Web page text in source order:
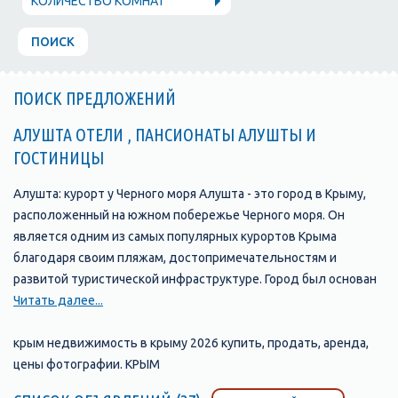
ПОИСК
ПОИСК ПРЕДЛОЖЕНИЙ
АЛУШТА ОТЕЛИ , ПАНСИОНАТЫ АЛУШТЫ И
ГОСТИНИЦЫ
Алушта: курорт у Черного моря Алушта - это город в Крыму,
расположенный на южном побережье Черного моря. Он
является одним из самых популярных курортов Крыма
благодаря своим пляжам, достопримечательностям и
развитой туристической инфраструктуре. Город был основан
в 1837 году и с тех пор стал одним из главных туристических
пансионатов, санаториев и гостевых домов, которые
предлагают своим гостям комфортабельные номера и
широкий выбор услуг. Одной из главных
Читать далее...
крым недвижимость в крыму 2026 купить, продать, аренда,
цены фотографии. КРЫМ